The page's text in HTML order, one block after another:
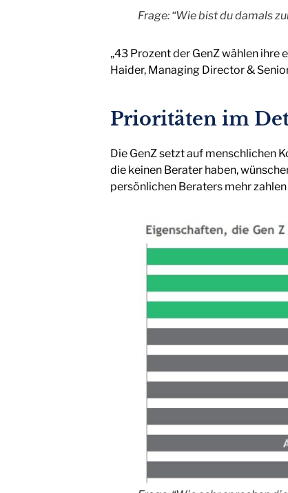
Frage: “Wie bist du damals
„43 Prozent der GenZ wählen
Haider, Managing Director &
Prioritäten im
Die GenZ setzt auf menschlichen
die keinen Berater haben,
persönlichen Beraters mehr